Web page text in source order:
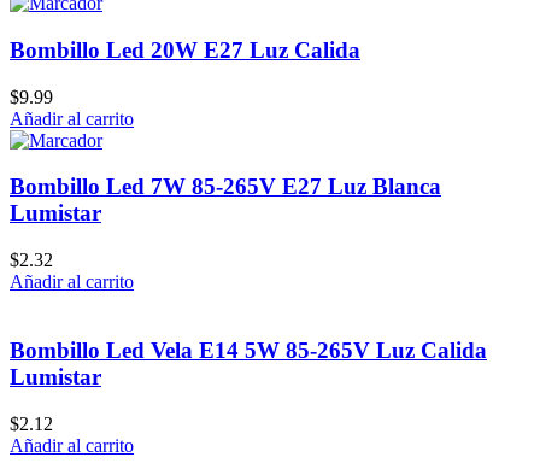
Bombillo Led 20W E27 Luz Calida
$9.99
Añadir al carrito
Bombillo Led 7W 85-265V E27 Luz Blanca
Lumistar
$2.32
Añadir al carrito
Bombillo Led Vela E14 5W 85-265V Luz Calida
Lumistar
$2.12
Añadir al carrito